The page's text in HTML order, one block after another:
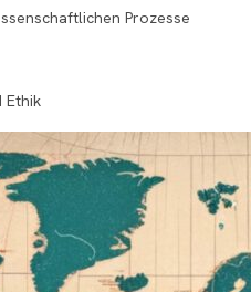
Prozesse
Ethik